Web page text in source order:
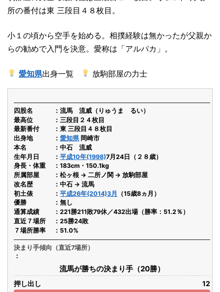
所の番付は東 三段目４８枚目。
小１の頃から空手を始める。相撲経験は無かったが父親か
らの勧めで入門を決意。愛称は「アルパカ」。
愛知県出身一覧 放駒部屋の力士
四股名
流馬 流威（りゅうま るい）
最高位
三段目２４枚目
最新番付
東 三段目４８枚目
出身地
愛知県岡崎市
本名
中石 流威
生年月日
平成10年(1998)7月24日（２８歳）
身長・体重
183cm・150.1kg
所属部屋
松ヶ根 → 二所ノ関 → 放駒部屋
改名歴
中石 → 流馬
初土俵
平成26年(2014)3月
（15歳8ヵ月）
優勝
無し
通算成績
221勝211敗79休／432出場（勝率：51.2％）
直近７場所
25勝24敗
７場所勝率
51.0%
決まり手傾向（直近7場所）
流馬が勝ちの決まり手（20勝）
押し出し 12